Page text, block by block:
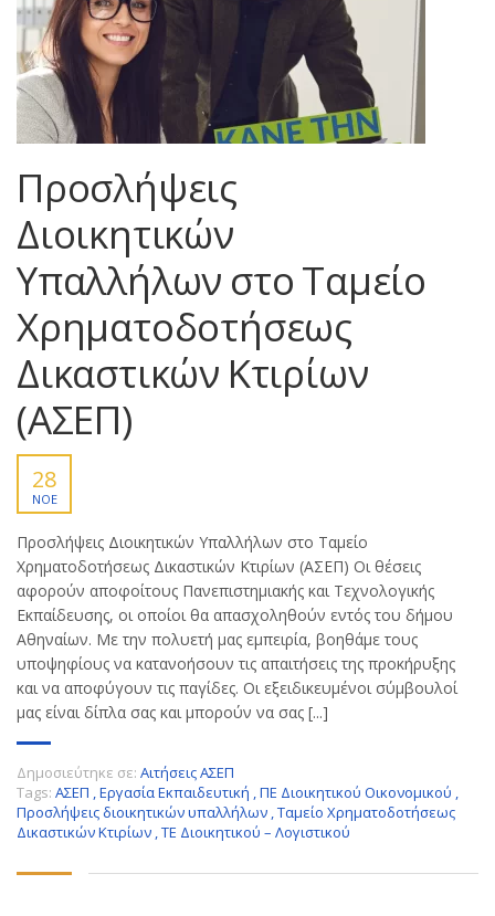
Προσλήψεις
Διοικητικών
Υπαλλήλων στο Ταμείο
Χρηματοδοτήσεως
Δικαστικών Κτιρίων
(ΑΣΕΠ)
28
ΝΟΈ
Προσλήψεις Διοικητικών Υπαλλήλων στο Ταμείο
Χρηματοδοτήσεως Δικαστικών Κτιρίων (ΑΣΕΠ) Οι θέσεις
αφορούν αποφοίτους Πανεπιστημιακής και Τεχνολογικής
Εκπαίδευσης, οι οποίοι θα απασχοληθούν εντός του δήμου
Αθηναίων. Mε την πολυετή μας εμπειρία, βοηθάμε τους
υποψηφίους να κατανοήσουν τις απαιτήσεις της προκήρυξης
και να αποφύγουν τις παγίδες. Οι εξειδικευμένοι σύμβουλοί
μας είναι δίπλα σας και μπορούν να σας [...]
Δημοσιεύτηκε σε: Αιτήσεις ΑΣΕΠ
Tags: ΑΣΕΠ ,Εργασία Εκπαιδευτική ,ΠΕ Διοικητικού Οικονομικού ,
Προσλήψεις διοικητικών υπαλλήλων ,Ταμείο Χρηματοδοτήσεως
Δικαστικών Κτιρίων ,ΤΕ Διοικητικού – Λογιστικού